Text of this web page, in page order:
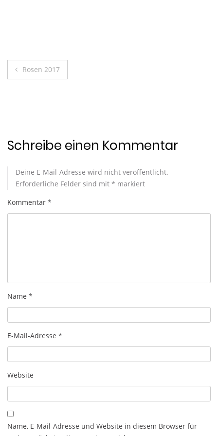
Beitragsnavigation
Rosen 2017
Schreibe einen Kommentar
Deine E-Mail-Adresse wird nicht veröffentlicht.
Erforderliche Felder sind mit * markiert
Kommentar *
Name *
E-Mail-Adresse *
Website
Name, E-Mail-Adresse und Website in diesem Browser für